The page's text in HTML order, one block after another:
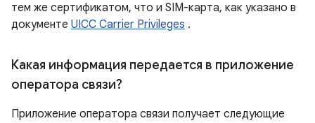
тем же сертификатом, что и SIM-карта, как указано в
документе UICC Carrier Privileges .
Какая информация передается в приложение
оператора связи?
Приложение оператора связи получает следующие